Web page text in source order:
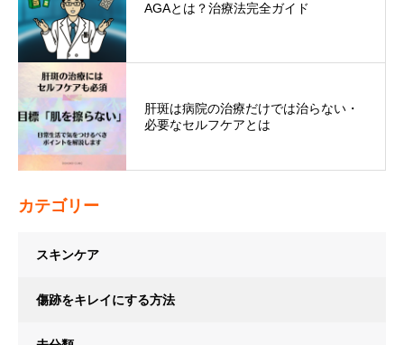
AGAとは？治療法完全ガイド
肝斑は病院の治療だけでは治らない・
必要なセルフケアとは
カテゴリー
スキンケア
傷跡をキレイにする方法